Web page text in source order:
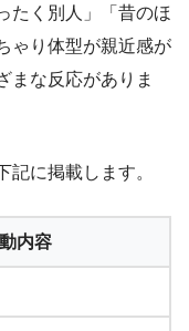
たく別人」「昔のほ
ゃり体型が親近感が
まな反応がありま
記に掲載します。
内容